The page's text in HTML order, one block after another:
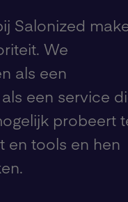
Salonized
We
als een
een service
probeert
en tools en hen